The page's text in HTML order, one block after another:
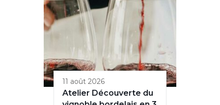
11 août 2026
Atelier Découverte du